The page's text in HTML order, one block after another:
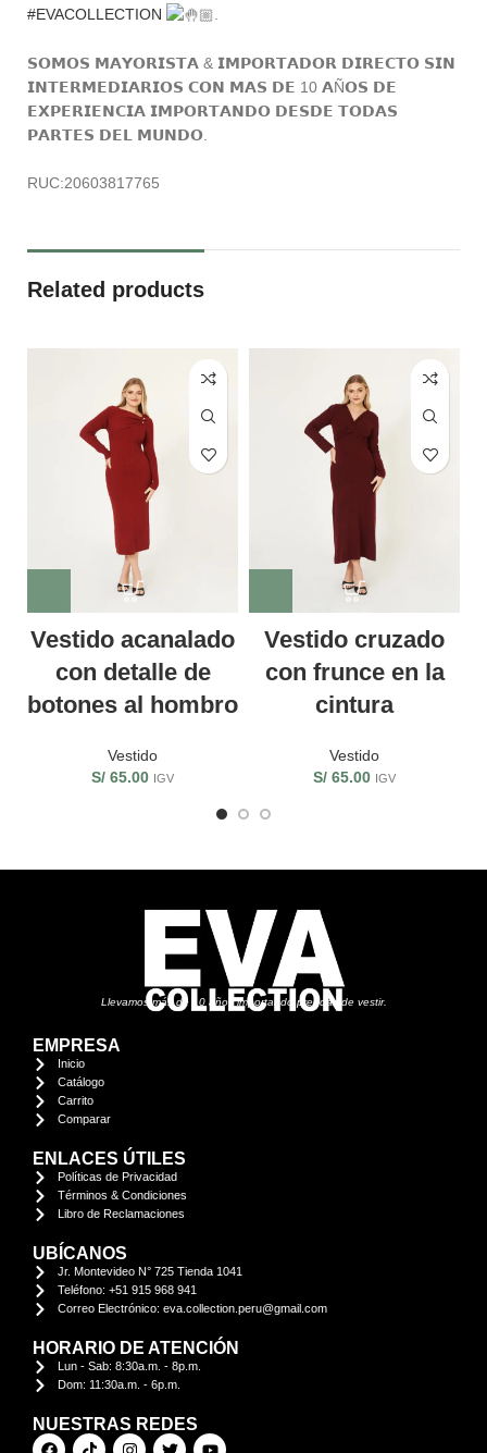
#EVACOLLECTION
𝗦𝗢𝗠𝗢𝗦 𝗠𝗔𝗬𝗢𝗥𝗜𝗦𝗧𝗔 & 𝗜𝗠𝗣𝗢𝗥𝗧𝗔𝗗𝗢𝗥 𝗗𝗜𝗥𝗘𝗖𝗧𝗢 𝗦𝗜𝗡
𝗜𝗡𝗧𝗘𝗥𝗠𝗘𝗗𝗜𝗔𝗥𝗜𝗢𝗦 𝗖𝗢𝗡 𝗠𝗔𝗦 𝗗𝗘 10 𝗔Ñ𝗢𝗦 𝗗𝗘
𝗘𝗫𝗣𝗘𝗥𝗜𝗘𝗡𝗖𝗜𝗔 𝗜𝗠𝗣𝗢𝗥𝗧𝗔𝗡𝗗𝗢 𝗗𝗘𝗦𝗗𝗘 𝗧𝗢𝗗𝗔𝗦
𝗣𝗔𝗥𝗧𝗘𝗦 𝗗𝗘𝗟 𝗠𝗨𝗡𝗗𝗢.
RUC:20603817765
Related products
Vestido acanalado
con detalle de
botones al hombro
Vestido
S/ 65.00 IGV
Vestido cruzado
con frunce en la
cintura
Vestido
S/ 65.00 IGV
Llevamos más de 10 años importando prendas de vestir.
EMPRESA
Inicio
Catálogo
Carrito
Comparar
ENLACES ÚTILES
Políticas de Privacidad
Términos & Condiciones
Libro de Reclamaciones
UBÍCANOS
Jr. Montevideo N° 725 Tienda 1041
Teléfono: +51 915 968 941
Correo Electrónico: eva.collection.peru@gmail.com
HORARIO DE ATENCIÓN
Lun - Sab: 8:30a.m. - 8p.m.
Dom: 11:30a.m. - 6p.m.
NUESTRAS REDES